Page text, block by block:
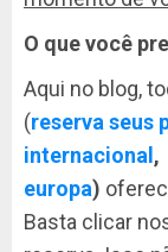
O que você
Aqui no blog,
(reserva seus
internacional,
europa)
Basta clicar